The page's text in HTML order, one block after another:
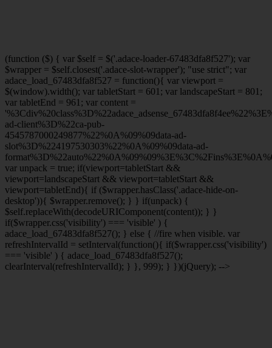
(function ($) { var $self = $('.adace-loader-67483dfa8f527'); var
$wrapper = $self.closest('.adace-slot-wrapper'); "use strict"; var
adace_load_67483dfa8f527 = function(){ var viewport =
$(window).width(); var tabletStart = 601; var landscapeStart = 801;
var tabletEnd = 961; var content =
ad-client%3D%22ca-pub-
4545787000249877%22%0A%09%09data-ad-
slot%3D%224197530303%22%0A%09%09data-ad-
var unpack = true; if(viewport=tabletStart &&
viewport=landscapeStart && viewport=tabletStart &&
viewport=tabletEnd){ if ($wrapper.hasClass('.adace-hide-on-
desktop')){ $wrapper.remove(); } } if(unpack) {
$self.replaceWith(decodeURIComponent(content)); } }
if($wrapper.css('visibility') === 'visible' ) {
adace_load_67483dfa8f527(); } else { //fire when visible. var
refreshIntervalId = setInterval(function(){ if($wrapper.css('visibility')
=== 'visible' ) { adace_load_67483dfa8f527();
clearInterval(refreshIntervalId); } }, 999); } })(jQuery); -->